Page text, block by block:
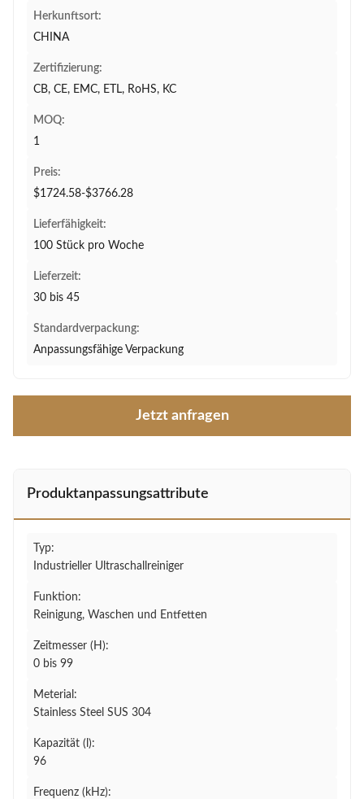
Herkunftsort:
CHINA
Zertifizierung:
CB, CE, EMC, ETL, RoHS, KC
MOQ:
1
Preis:
$1724.58-$3766.28
Lieferfähigkeit:
100 Stück pro Woche
Lieferzeit:
30 bis 45
Standardverpackung:
Anpassungsfähige Verpackung
Jetzt anfragen
Produktanpassungsattribute
Typ:
Industrieller Ultraschallreiniger
Funktion:
Reinigung, Waschen und Entfetten
Zeitmesser (H):
0 bis 99
Meterial:
Stainless Steel SUS 304
Kapazität (l):
96
Frequenz (kHz):